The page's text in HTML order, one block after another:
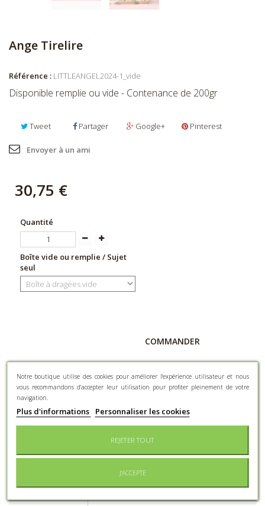
Ange Tirelire
Référence : LITTLEANGEL2024-1_vide
Disponible remplie ou vide - Contenance de 200gr
Tweet Partager Google+ Pinterest
Envoyer à un ami
30,75 €
Quantité
Boîte vide ou remplie / Sujet
seul
COMMANDER
Ajouter à ma liste d'envies
FICHE TECHNIQUE
Type
Genre Mixte
Notre boutique utilise des cookies pour améliorer l'expérience utilisateur et nous
vous recommandons d'accepter leur utilisation pour profiter pleinement de votre
navigation.
Plus d'informations Personnaliser les cookies
REJETER TOUT
J'ACCEPTE